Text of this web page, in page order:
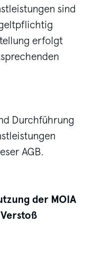
sind
erfolgt
Durchführung
AGB.
der MOIA